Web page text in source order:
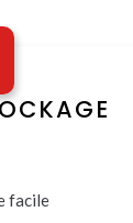
facile